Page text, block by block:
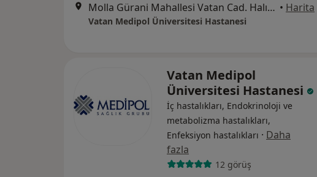
Molla Gürani Mahallesi Vatan Cad. Halıcılar Köşkü Sk. No:11 Aksaray, Fatih • Harita
Vatan Medipol Üniversitesi Hastanesi
Vatan Medipol
Üniversitesi Hastanesi
İç hastalıkları, Endokrinoloji ve
metabolizma hastalıkları,
Enfeksiyon hastalıkları · Daha
fazla
12 görüş